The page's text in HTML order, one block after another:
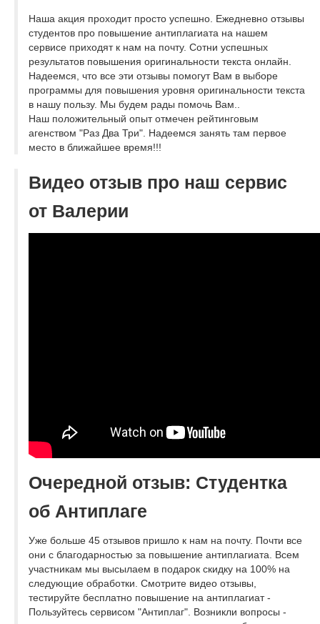
Наша акция проходит просто успешно. Ежедневно отзывы
студентов про повышение антиплагиата на нашем
сервисе приходят к нам на почту. Сотни успешных
результатов повышения оригинальности текста онлайн.
Надеемся, что все эти отзывы помогут Вам в выборе
программы для повышения уровня оригинальности текста
в нашу пользу. Мы будем рады помочь Вам..
Наш положительный опыт отмечен рейтинговым
агенством "Раз Два Три". Надеемся занять там первое
место в ближайшее время!!!
Видео отзыв про наш сервис
от Валерии
Очередной отзыв: Студентка
об Антиплаге
Уже больше 45 отзывов пришло к нам на почту. Почти все
они с благодарностью за повышение антиплагиата. Всем
участникам мы высылаем в подарок скидку на 100% на
следующие обработки. Смотрите видео отзывы,
тестируйте бесплатно повышение на антиплагиат -
Пользуйтесь сервисом "Антиплаг". Возникли вопросы -